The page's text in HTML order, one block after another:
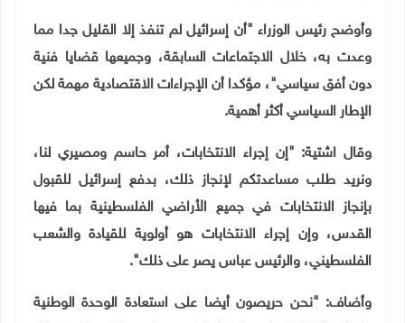
وأوضح رئيس الوزراء "أن إسرائيل لم تنفذ إلا القليل جدا مما
وعدت به، خلال الاجتماعات السابقة، وجميعها قضايا فنية
دون أفق سياسي"، مؤكدا أن الإجراءات الاقتصادية مهمة لكن
الإطار السياسي أكثر أهمية.
وقال اشتية: "إن إجراء الانتخابات، أمر حاسم ومصيري لنا،
ونريد طلب مساعدتكم لإنجاز ذلك، بدفع إسرائيل للقبول
بإنجاز الانتخابات في جميع الأراضي الفلسطينية بما فيها
القدس، وإن إجراء الانتخابات هو أولوية للقيادة والشعب
الفلسطيني، والرئيس عباس يصر على ذلك".
وأضاف: "نحن حريصون أيضا على استعادة الوحدة الوطنية